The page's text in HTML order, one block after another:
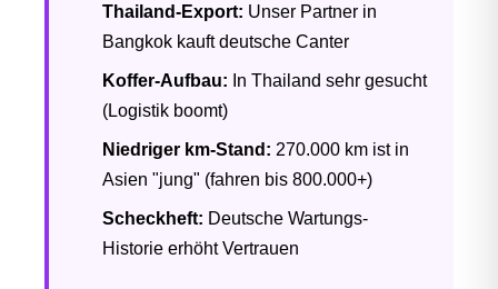
Thailand-Export: Unser Partner in
Bangkok kauft deutsche Canter
Koffer-Aufbau: In Thailand sehr gesucht
(Logistik boomt)
Niedriger km-Stand: 270.000 km ist in
Asien "jung" (fahren bis 800.000+)
Scheckheft: Deutsche Wartungs-
Historie erhöht Vertrauen